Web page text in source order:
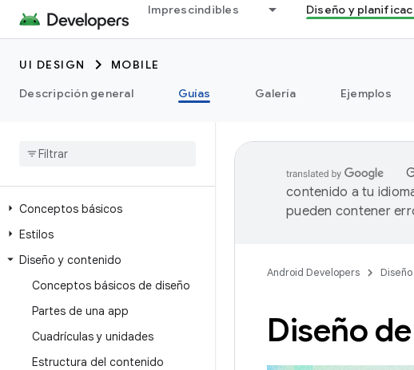
Imprescindibles Diseño y
UI DESIGN
MOBILE
Descripción general
Guías Galería Ejemplos
Conceptos básicos
Estilos
Diseño y contenido
Conceptos básicos de diseño
Partes de una app
Cuadrículas y unidades
Estructura del contenido
contenido a tu
pueden contener
Android Developers
Diseño